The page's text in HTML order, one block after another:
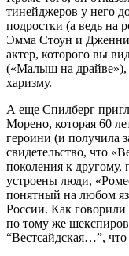
тинейджеров у него
подростки (а ведь на
Эмма Стоун и
актер, которого вы
(«Малыш на драйве»),
харизму.
А еще Спилберг
Моренo, которая 60
героини (и получила
свидетельство, что
поколения к другому,
устроены люди,
понятный на любом
России. Как
по тому же
“Вестсайдская…”,